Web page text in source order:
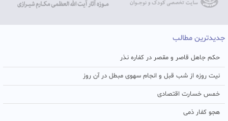
جدیدترین مطالب
حکم جاهل قاصر و مقصر در کفاره نذر
نیت روزه از شب قبل و انجام سهوی مبطل در آن روز
خمس خسارت اقتصادی
هجو کفار ذمی